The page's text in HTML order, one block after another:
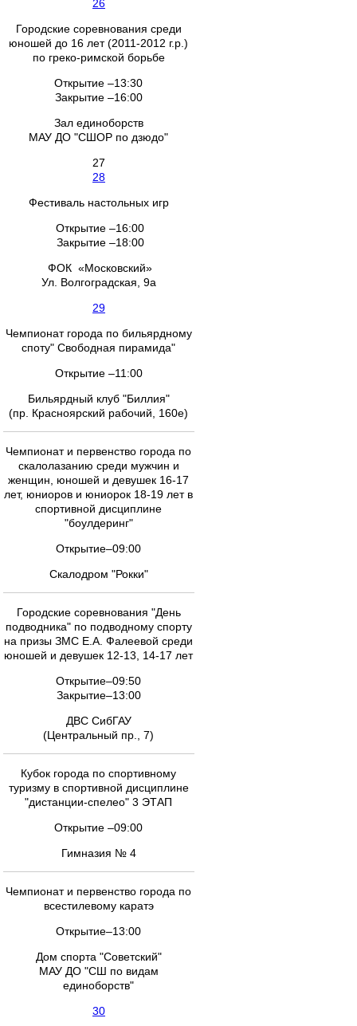
26
Городские соревнования среди
юношей до 16 лет (2011-2012 г.р.)
по греко-римской борьбе
Открытие –13:30
Закрытие –16:00
Зал единоборств
МАУ ДО "СШОР по дзюдо"
27
28
Фестиваль настольных игр
Открытие –16:00
Закрытие –18:00
ФОК «Московский»
Ул. Волгоградская, 9а
29
Чемпионат города по бильярдному
споту" Свободная пирамида"
Открытие –11:00
Бильярдный клуб "Биллия"
(пр. Красноярский рабочий, 160е)
Чемпионат и первенство города по
скалолазанию среди мужчин и
женщин, юношей и девушек 16-17
лет, юниоров и юниорок 18-19 лет в
спортивной дисциплине
"боулдеринг"
Открытие–09:00
Скалодром "Рокки"
Городские соревнования "День
подводника" по подводному спорту
на призы ЗМС Е.А. Фалеевой среди
юношей и девушек 12-13, 14-17 лет
Открытие–09:50
Закрытие–13:00
ДВС СибГАУ
(Центральный пр., 7)
Кубок города по спортивному
туризму в спортивной дисциплине
"дистанции-спелео" 3 ЭТАП
Открытие –09:00
Гимназия № 4
Чемпионат и первенство города по
всестилевому каратэ
Открытие–13:00
Дом спорта "Советский"
МАУ ДО "СШ по видам
единоборств"
30